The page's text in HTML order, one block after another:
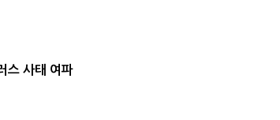
스 사태 여파